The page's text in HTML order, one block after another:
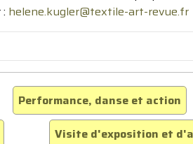
helene.kugler@textile-art-revue.fr
Performance, danse et action
Visite d'exposition et